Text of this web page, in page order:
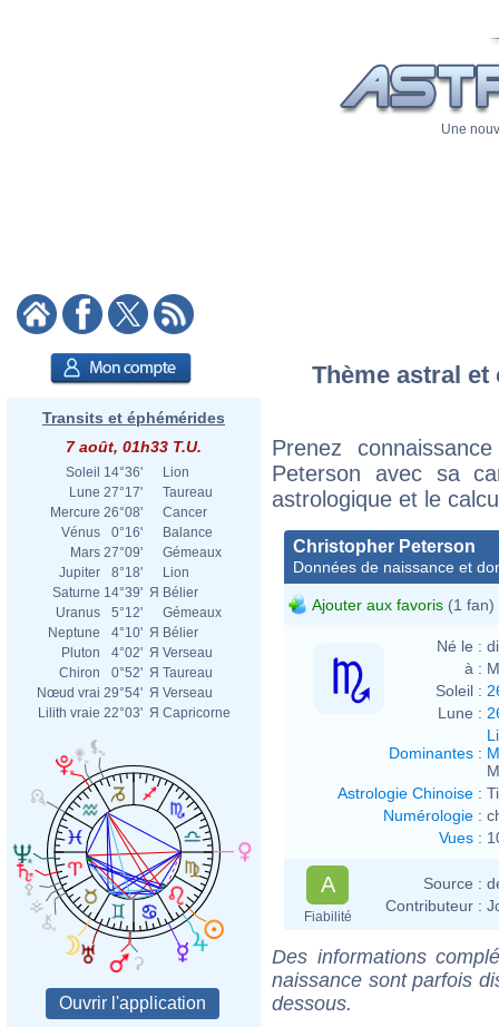
Une
Transits et éphémérides
7 août, 01h33 T.U.
Soleil 14°36'
Lion
Lune 27°17'
Taureau
Mercure 26°08'
Cancer
Vénus
0°16'
Balance
Mars 27°09'
Gémeaux
Jupiter
8°18'
Lion
Saturne 14°39' Я Bélier
Uranus
5°12'
Gémeaux
Neptune
4°10' Я Bélier
Pluton
4°02' Я Verseau
Chiron
0°52' Я Taureau
Nœud vrai 29°54' Я Verseau
Lilith vraie 22°03' Я Capricorne
Thème astral
Prenez
Peterson avec sa
astrologique et le
Christopher Peterson
Données de naissance et
Ajouter aux favoris (1 fan)
Né le :
à :
Soleil :
Lune :
Dominantes :
Astrologie Chinoise :
Numérologie :
Vues :
A
Fiabilité
Source :
Contributeur :
Des informations
naissance sont parfois
dessous.